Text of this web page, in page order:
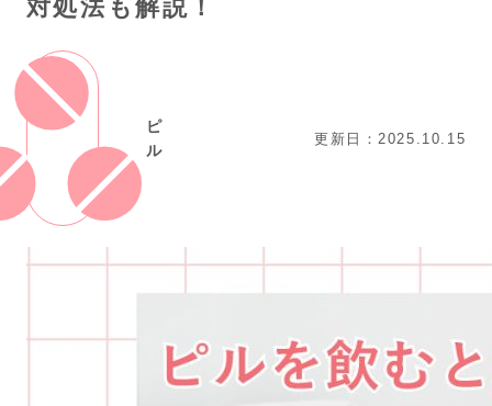
対処法も解説！
ピ
ル
更新日：2025.10.15